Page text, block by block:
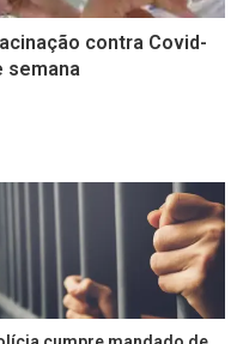
contra Covid-
semana